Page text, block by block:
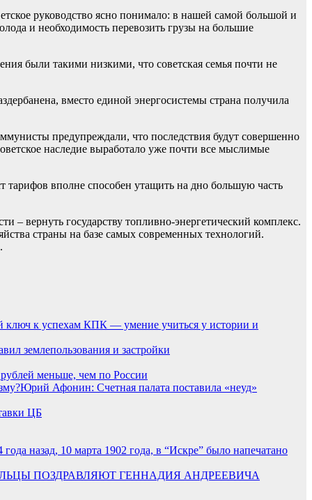
руководство ясно понимало: в нашей самой большой и
и необходимость перевозить грузы на большие
были такими низкими, что советская семья почти не
вместо единой энергосистемы страна получила
предупреждали, что последствия будут совершенно
наследие выработало уже почти все мыслимые
тарифов вполне способен утащить на дно большую часть
– вернуть государству топливно-энергетический комплекс.
страны на базе самых современных технологий.
к успехам КПК — умение учиться у истории и
землепользования и застройки
меньше, чем по России
Юрий Афонин: Счетная палата поставила «неуд»
ЦБ
года назад, 10 марта 1902 года, в “Искре” было напечатано
ПОЗДРАВЛЯЮТ ГЕННАДИЯ АНДРЕЕВИЧА